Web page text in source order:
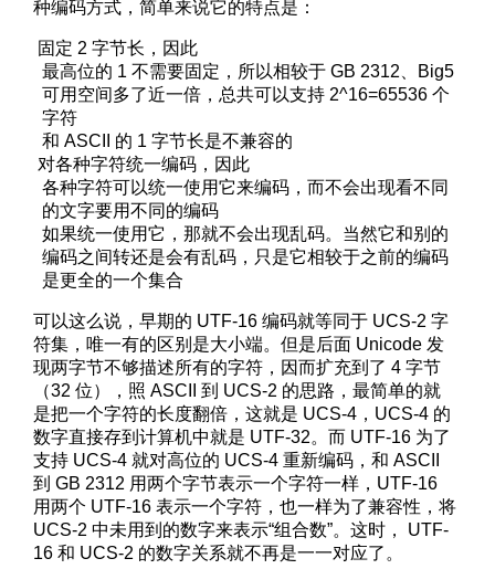
种编码方式，简单来说它的特点是：
固定 2 字节长，因此
最高位的 1 不需要固定，所以相较于 GB 2312、Big5
可用空间多了近一倍，总共可以支持 2^16=65536 个
字符
和 ASCII 的 1 字节长是不兼容的
对各种字符统一编码，因此
各种字符可以统一使用它来编码，而不会出现看不同
的文字要用不同的编码
如果统一使用它，那就不会出现乱码。当然它和别的
编码之间转还是会有乱码，只是它相较于之前的编码
是更全的一个集合
可以这么说，早期的 UTF-16 编码就等同于 UCS-2 字
符集，唯一有的区别是大小端。但是后面 Unicode 发
现两字节不够描述所有的字符，因而扩充到了 4 字节
（32 位），照 ASCII 到 UCS-2 的思路，最简单的就
是把一个字符的长度翻倍，这就是 UCS-4，UCS-4 的
数字直接存到计算机中就是 UTF-32。而 UTF-16 为了
支持 UCS-4 就对高位的 UCS-4 重新编码，和 ASCII
到 GB 2312 用两个字节表示一个字符一样，UTF-16
用两个 UTF-16 表示一个字符，也一样为了兼容性，将
UCS-2 中未用到的数字来表示“组合数”。这时， UTF-
16 和 UCS-2 的数字关系就不再是一一对应了。